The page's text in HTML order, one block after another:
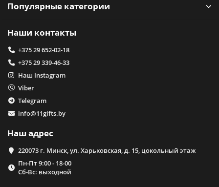
Популярные категории
Наши контакты
+375 29 652-02-18
+375 29 339-46-33
Наш Instagram
Viber
Telegram
info@11gifts.by
Наш адрес
220073 г. Минск, ул. Харьковская, д. 15, цокольный этаж
Пн-Пт 9:00 - 18-00
Сб-Вс: выходной